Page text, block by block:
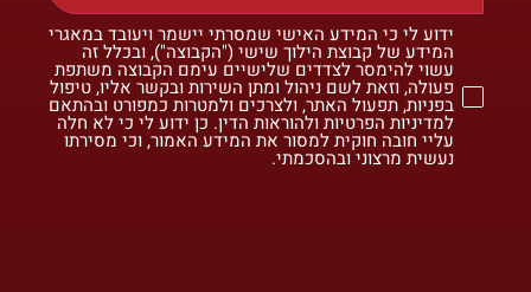
ידוע לי כי המידע האישי שמסרתי יישמר ויעובד במאגרי
המידע של קבוצת הילוך שישי ("הקבוצה"), ובכלל זה
עשוי להימסר לצדדים שלישיים עימם הקבוצה משתפת
פעולה, וזאת לשם ניהול ומתן השירות ובקשר אליו, טיפול
בפניות, תפעול האתר, ולצרכים ולמטרות כמפורט ובהתאם
למדיניות הפרטיות ולהוראות הדין. כן ידוע לי כי לא חלה
עליי חובה חוקית למסור את המידע האמור, וכי מסירתו
נעשית מרצוני ובהסכמתי.